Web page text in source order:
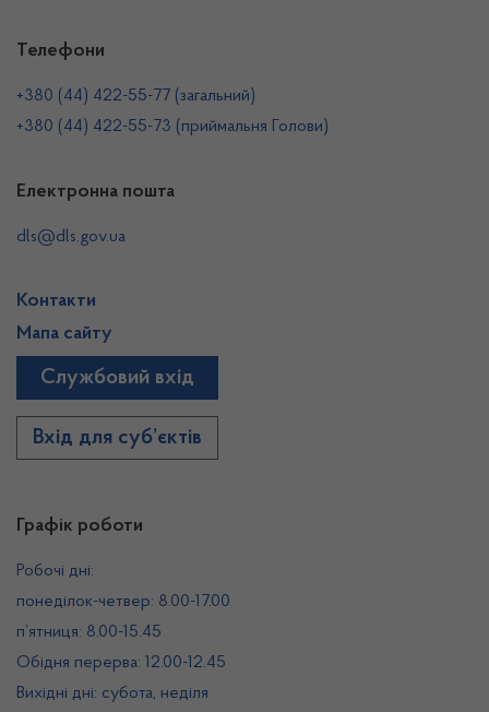
Графік роботи
Робочі дні:
понеділок-четвер: 8.00-17.00
п’ятниця: 8.00-15.45
Обідня перерва: 12.00-12.45
Вихідні дні: субота, неділя
Телефони
+380 (44) 422-55-77 (загальний)
+380 (44) 422-55-73 (приймальня Голови)
Електронна пошта
dls@dls.gov.ua
Контакти
Мапа сайту
Службовий вхід
Вхід для суб’єктів